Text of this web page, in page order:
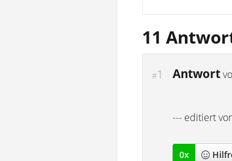
11
#1 Antwort
--- editiert
0x